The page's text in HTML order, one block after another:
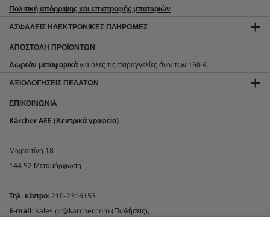
Πολιτική απόρριψης και επιστροφής μπαταριών
ΑΣΦΑΛΕΊΣ ΗΛΕΚΤΡΟΝΙΚΈΣ ΠΛΗΡΩΜΈΣ
ΑΠΟΣΤΟΛΉ ΠΡΟΪΌΝΤΩΝ
Δωρεάν μεταφορικάγια όλες τις παραγγελίες άνω των 150 €.
ΑΞΙΟΛΟΓΉΣΕΙΣ ΠΕΛΑΤΏΝ
ΕΠΙΚΟΙΝΩΝΊΑ
Kärcher AEE (Κεντρικά γραφεία)
Μωραϊτίνη 18
144 52 Μεταμόρφωση
Τηλ. κέντρο:210-2316153
E-mail:sales.gr@karcher.com (Πωλήσεις),